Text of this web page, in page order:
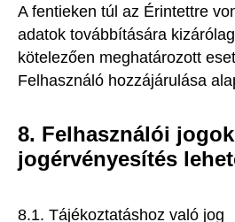
A fentieken túl az Érintettre
adatok továbbítására
kötelezően meghatározott
Felhasználó hozzájárulása
8. Felhasználói
jogérvényesítés
8.1. Tájékoztatáshoz való jog